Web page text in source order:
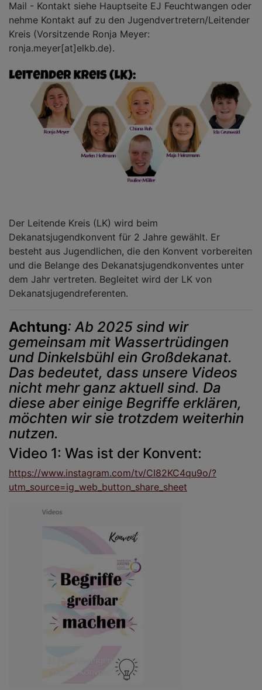
Mail - Kontakt siehe Hauptseite EJ Feuchtwangen oder
nehme Kontakt auf zu den Jugendvertretern/Leitender
Kreis (Vorsitzende Ronja Meyer:
ronja.meyer[at]elkb.de).
Der Leitende Kreis (LK) wird beim
Dekanatsjugendkonvent für 2 Jahre gewählt. Er
besteht aus Jugendlichen, die den Konvent vorbereiten
und die Belange des Dekanatsjugendkonventes unter
dem Jahr vertreten. Begleitet wird der LK von
Dekanatsjugendreferenten.
Achtung: Ab 2025 sind wir
gemeinsam mit Wassertrüdingen
und Dinkelsbühl ein Großdekanat.
Das bedeutet, dass unsere Videos
nicht mehr ganz aktuell sind. Da
diese aber einige Begriffe erklären,
möchten wir sie trotzdem weiterhin
nutzen.
Video 1: Was ist der Konvent:
https://www.instagram.com/tv/CI82KC4qu9o/?
utm_source=ig_web_button_share_sheet